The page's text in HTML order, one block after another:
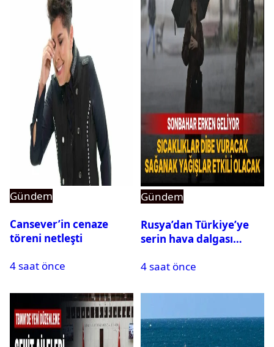
Gündem
Cansever’in cenaze
töreni netleşti
4 saat önce
Gündem
Rusya’dan Türkiye’ye
serin hava dalgası
düşecek
4 saat önce